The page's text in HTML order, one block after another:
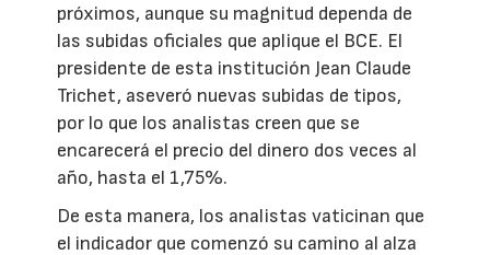
próximos, aunque su magnitud dependa de
las subidas oficiales que aplique el BCE. El
presidente de esta institución Jean Claude
Trichet, aseveró nuevas subidas de tipos,
por lo que los analistas creen que se
encarecerá el precio del dinero dos veces al
año, hasta el 1,75%.
De esta manera, los analistas vaticinan que
el indicador que comenzó su camino al alza